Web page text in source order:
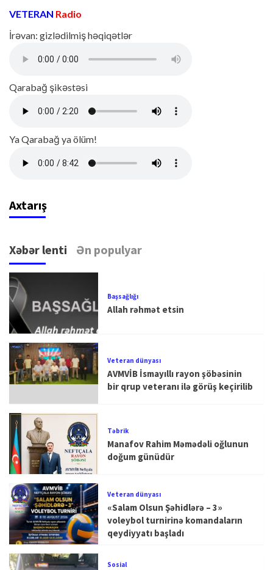
VETERAN Radio
İrəvan: gizlədilmiş həqiqətlər
Qarabağ şikəstəsi
Ya Qarabağ ya ölüm!
Axtarış
Xəbər lenti Ən populyar
Başsağlığı
Allah rəhmət etsin
Veteran dünyası
AVMVİB İsmayıllı rayon şöbəsinin
bir qrup veteranı ilə görüş keçirilib
Təbrik
Manafov Rahim Məmədəli oğlunun
doğum günüdür
Veteran dünyası
«Salam Olsun Şəhidlərə – 3»
voleybol turnirinə komandaların
qeydiyyatı başladı
Sosial